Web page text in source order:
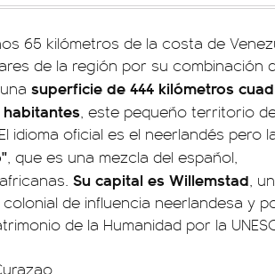
65 kilómetros de la costa de
de la región por su combinación
superficie de 444 kilómetros
habitantes, este pequeño territorio
idioma oficial es el neerlandés pero
, que es una mezcla del español,
Su capital es Willemstad,
de influencia neerlandesa y
de la Humanidad por la